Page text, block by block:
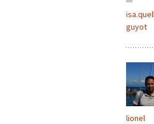
guyot
lionel